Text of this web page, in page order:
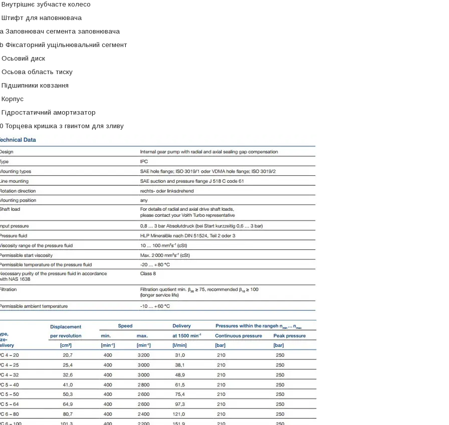
Внутрішнє зубчасте колесо
Штифт для наповнювача
Заповнювач сегмента заповнювача
Фіксаторний ущільнювальний сегмент
Осьовий диск
Осьова область тиску
Підшипники ковзання
Корпус
Гідростатичний амортизатор
Торцева кришка з гвинтом для зливу